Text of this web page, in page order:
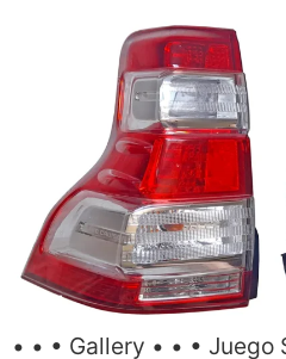
• • • Gallery • • •